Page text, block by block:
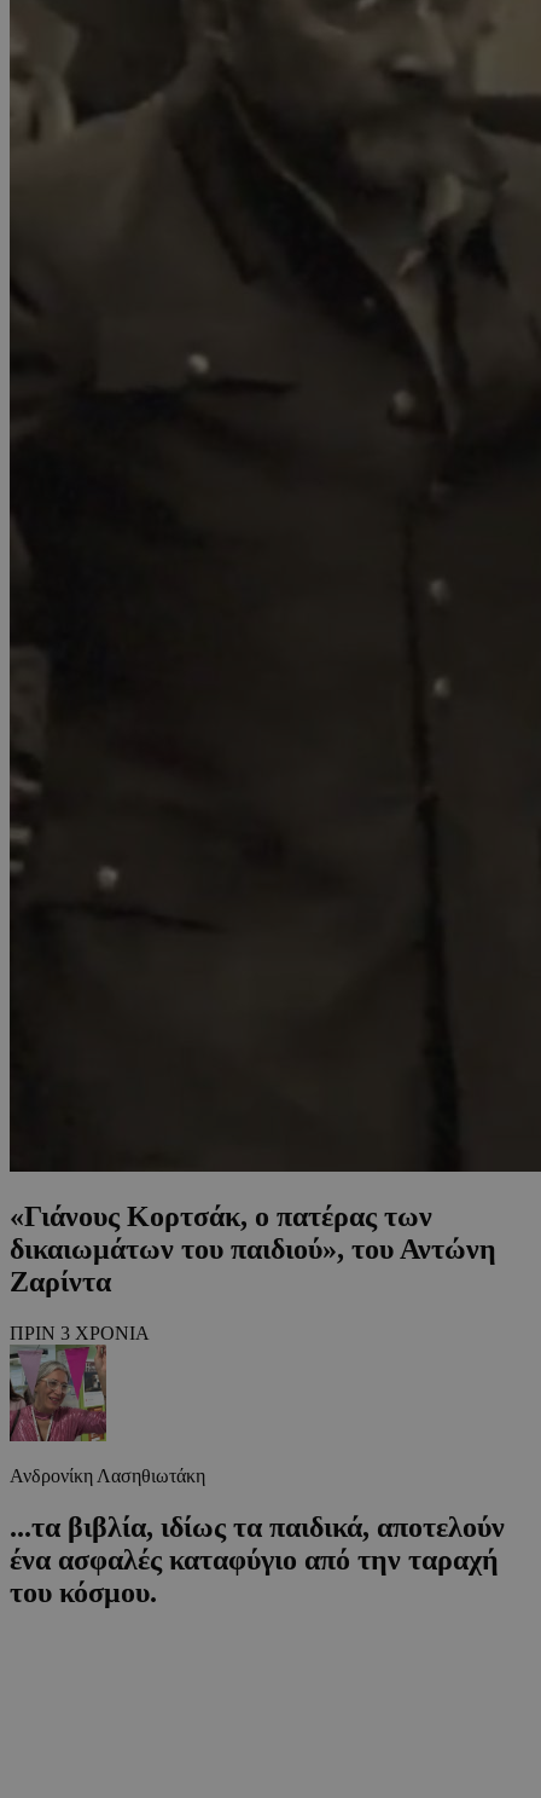
«Γιάνους Κορτσάκ, ο πατέρας των
δικαιωμάτων του παιδιού», του Αντώνη
Ζαρίντα
ΠΡΙΝ 3 ΧΡΟΝΙΑ
Ανδρονίκη Λασηθιωτάκη
...τα βιβλία, ιδίως τα παιδικά, αποτελούν
ένα ασφαλές καταφύγιο από την ταραχή
του κόσμου.